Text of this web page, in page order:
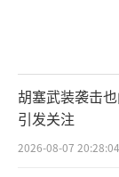
胡塞武装袭击
引发关注
2026-08-07 20:28:04